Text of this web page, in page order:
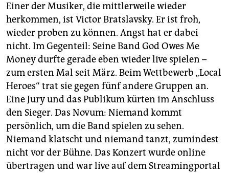
Einer der Musiker, die mittlerweile wieder
herkommen, ist Victor Bratslavsky. Er ist froh,
wieder proben zu können. Angst hat er dabei
nicht. Im Gegenteil: Seine Band God Owes Me
Money durfte gerade eben wieder live spielen –
zum ersten Mal seit März. Beim Wettbewerb „Local
Heroes“ trat sie gegen fünf andere Gruppen an.
Eine Jury und das Publikum kürten im Anschluss
den Sieger. Das Novum: Niemand kommt
persönlich, um die Band spielen zu sehen.
Niemand klatscht und niemand tanzt, zumindest
nicht vor der Bühne. Das Konzert wurde online
übertragen und war live auf dem Streamingportal